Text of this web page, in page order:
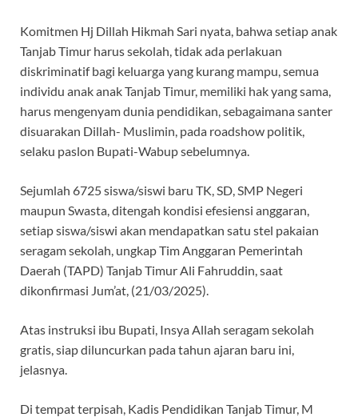
Komitmen Hj Dillah Hikmah Sari nyata, bahwa setiap anak
Tanjab Timur harus sekolah, tidak ada perlakuan
diskriminatif bagi keluarga yang kurang mampu, semua
individu anak anak Tanjab Timur, memiliki hak yang sama,
harus mengenyam dunia pendidikan, sebagaimana santer
disuarakan Dillah- Muslimin, pada roadshow politik,
selaku paslon Bupati-Wabup sebelumnya.
Sejumlah 6725 siswa/siswi baru TK, SD, SMP Negeri
maupun Swasta, ditengah kondisi efesiensi anggaran,
setiap siswa/siswi akan mendapatkan satu stel pakaian
seragam sekolah, ungkap Tim Anggaran Pemerintah
Daerah (TAPD) Tanjab Timur Ali Fahruddin, saat
dikonfirmasi Jum’at, (21/03/2025).
Atas instruksi ibu Bupati, Insya Allah seragam sekolah
gratis, siap diluncurkan pada tahun ajaran baru ini,
jelasnya.
Di tempat terpisah, Kadis Pendidikan Tanjab Timur, M